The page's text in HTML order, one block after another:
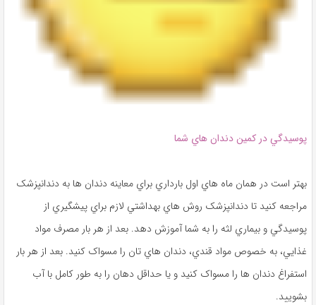
پوسيدگي در کمين دندان‌ هاي شما
بهتر است در همان ماه‌ هاي اول بارداري براي معاينه دندان‌ ها به دندانپزشک
مراجعه کنيد تا دندانپزشک روش‌ هاي بهداشتي لازم براي پيشگيري از
پوسيدگي و بيماري لثه را به شما آموزش دهد. بعد از هر بار مصرف مواد
غذايي، به‌ خصوص مواد قندي، دندان ‌هاي تان را مسواک کنيد. بعد از هر بار
استفراغ دندان‌ ها را مسواک کنيد و يا حداقل دهان را به طور کامل با آب
بشوييد.